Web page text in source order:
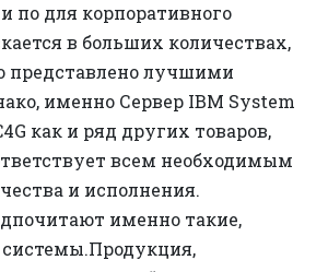
по для корпоративного
в больших количествах,
представлено лучшими
именно Сервер IBM System
как и ряд других товаров,
всем необходимым
и исполнения.
именно такие,